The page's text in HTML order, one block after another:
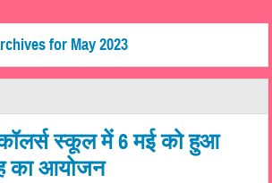
for May 2023
स्कूल में 6 मई को हुआ
का आयोजन